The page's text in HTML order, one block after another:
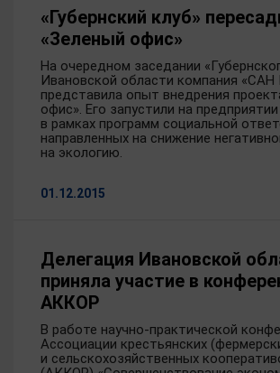
«Губернский клуб»
«Зеленый офис»
На очередном заседании
Ивановской области компания «САН
представила опыт внедрения
офис». Его запустили на
в рамках программ социальной
направленных на снижение
на экологию.
01.12.2015
Делегация Ивановской
приняла участие в
АККОР
В работе научно-практической
Ассоциации крестьянских
и сельскохозяйственных